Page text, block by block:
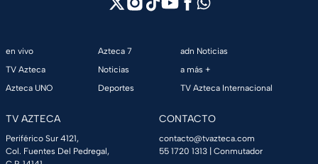
en vivo
TV Azteca
Azteca UNO
Azteca 7
Noticias
Deportes
adn Noticias
a más +
TV Azteca Internacional
TV AZTECA
Periférico Sur 4121,
Col. Fuentes Del Pedregal,
CONTACTO
contacto@tvazteca.com
55 1720 1313 | Conmutador